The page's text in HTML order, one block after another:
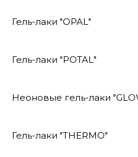
Гель-лаки "OPAL"
Гель-лаки "POTAL"
Неоновые гель-лаки
Гель-лаки "THERMO"